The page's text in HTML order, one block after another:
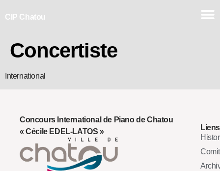
CIP Chatou
Concertiste
International
Concours International de Piano de Chatou
« Cécile EDEL-LATOS »